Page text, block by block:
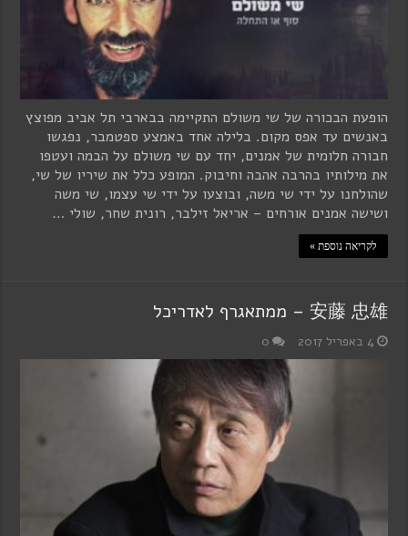
הופעת הבכורה של שי משולם התקיימה בבארבי תל אביב מפוצץ
באנשים עד אפס מקום. בלילה אחד באמצע ספטמבר, נפגשו
חבורה חלומית של אמנים, יחד עם שי משולם על הבמה ועטפו
את מילותיו בהרבה אהבה וחיבוק. המופע כלל את שיריו של שי,
שהולחנו על ידי שי משה, ובוצעו על ידי שי עצמו, שי משה
ושישה אמנים אורחים – אריאל זילבר, רונית שחר, שולי …
לקריאה נוספת »
安藤 忠雄 – ממתאגרף לאדריכל
4 באפריל 2017 0